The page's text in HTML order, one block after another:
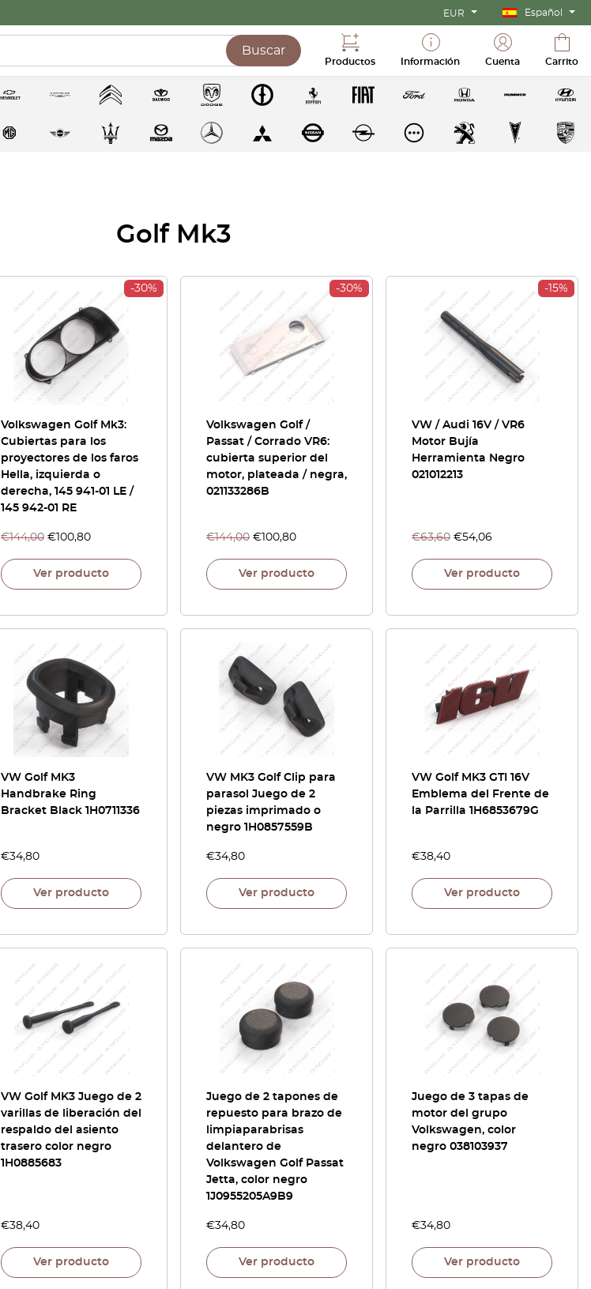
EUR Español
Buscar
Productos Información Cuenta Carrito
Golf Mk3
-30%
Volkswagen Golf Mk3:
Cubiertas para los
proyectores de los faros
Hella, izquierda o
derecha, 145 941-01 LE /
145 942-01 RE
€144,00 € 100,80
Ver producto
-30%
Volkswagen Golf /
Passat / Corrado VR6:
cubierta superior del
motor, plateada / negra,
021133286B
€144,00 € 100,80
Ver producto
-15%
VW / Audi 16V / VR6
Motor Bujía
Herramienta Negro
021012213
€63,60 €54,06
Ver producto
VW Golf MK3
Handbrake Ring
Bracket Black 1H0711336
€34,80
Ver producto
VW MK3 Golf Clip para
parasol Juego de 2
piezas imprimado o
negro 1H0857559B
€34,80
Ver producto
VW Golf MK3 GTI 16V
Emblema del Frente de
la Parrilla 1H6853679G
€38,40
Ver producto
VW Golf MK3 Juego de 2
varillas de liberación del
respaldo del asiento
trasero color negro
1H0885683
€38,40
Ver producto
Juego de 2 tapones de
repuesto para brazo de
limpiaparabrisas
delantero de
Volkswagen Golf Passat
Jetta, color negro
1J0955205A9B9
€34,80
Ver producto
Juego de 3 tapas de
motor del grupo
Volkswagen, color
negro 038103937
€34,80
Ver producto